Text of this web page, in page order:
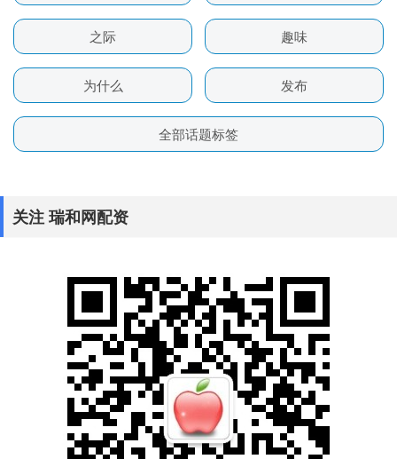
之际 趣味
为什么 发布
全部话题标签
关注 瑞和网配资